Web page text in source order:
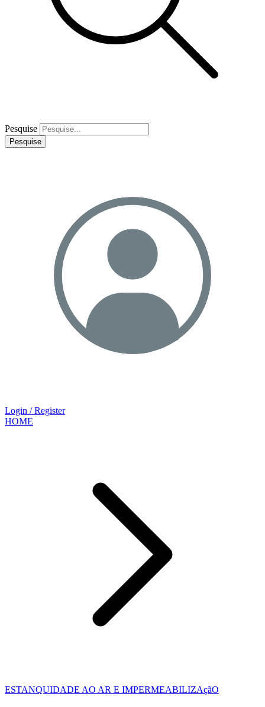
Pesquise
Pesquise
Login / Register
HOME
ESTANQUIDADE AO AR E IMPERMEABILIZAçãO